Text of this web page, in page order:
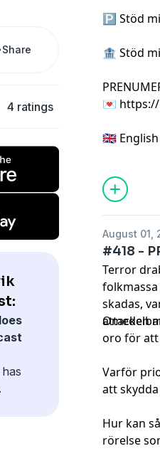
Share
4 ratings
🅿 Stöd
🏦 Stöd
💌
🇬🇧
August 01,
#418 -
Terror
skadas,
attacken
oro för att
Varför
att
Hur kan
rörelse